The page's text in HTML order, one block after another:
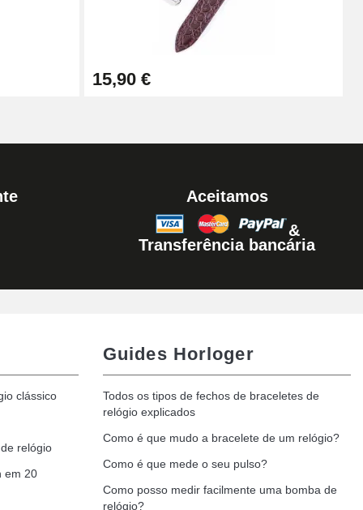
Adicionar ao carrinho
Adicionar ao carrinho
15,90 €
Aceitamos
&
Transferência bancária
clássico
relógio
em 20
Guides Horloger
Todos os tipos de fechos de braceletes de
relógio explicados
Como é que mudo a bracelete de um relógio?
Como é que mede o seu pulso?
Como posso medir facilmente uma bomba de
relógio?